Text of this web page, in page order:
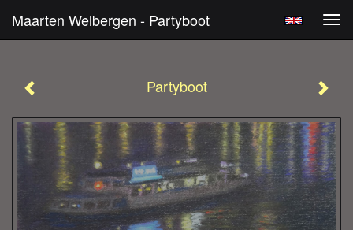
Maarten Welbergen - Partyboot
Partyboot